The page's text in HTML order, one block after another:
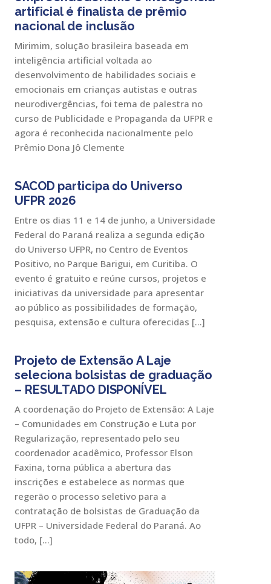
artificial é finalista de prêmio
nacional de inclusão
Mirimim, solução brasileira baseada em
inteligência artificial voltada ao
desenvolvimento de habilidades sociais e
emocionais em crianças autistas e outras
neurodivergências, foi tema de palestra no
curso de Publicidade e Propaganda da UFPR e
agora é reconhecida nacionalmente pelo
Prêmio Dona Jô Clemente
SACOD participa do Universo
UFPR 2026
Entre os dias 11 e 14 de junho, a Universidade
Federal do Paraná realiza a segunda edição
do Universo UFPR, no Centro de Eventos
Positivo, no Parque Barigui, em Curitiba. O
evento é gratuito e reúne cursos, projetos e
iniciativas da universidade para apresentar
ao público as possibilidades de formação,
pesquisa, extensão e cultura oferecidas […]
Projeto de Extensão A Laje
seleciona bolsistas de graduação
– RESULTADO DISPONÍVEL
A coordenação do Projeto de Extensão: A Laje
– Comunidades em Construção e Luta por
Regularização, representado pelo seu
coordenador acadêmico, Professor Elson
Faxina, torna pública a abertura das
inscrições e estabelece as normas que
regerão o processo seletivo para a
contratação de bolsistas de Graduação da
UFPR – Universidade Federal do Paraná. Ao
todo, […]